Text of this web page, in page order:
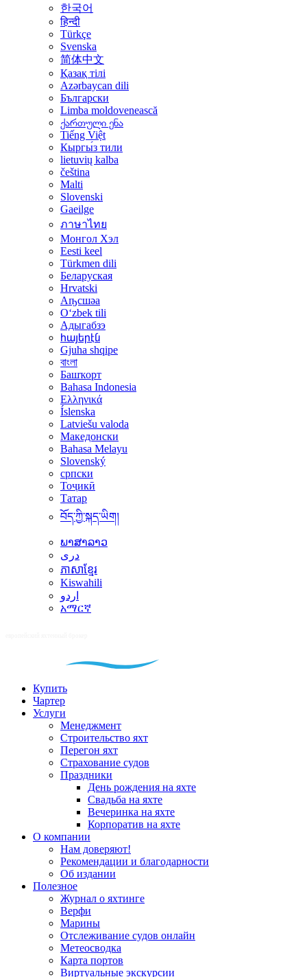
한국어
हिन्दी
Türkçe
Svenska
简体中文
Қазақ тілі
Azərbaycan dili
Български
Limba moldovenească
ქართული ენა
Tiếng Việt
Кыргы́з тили
lietuvių kalba
čeština
Malti
Slovenski
Gaeilge
ภาษาไทย
Монгол Хэл
Eesti keel
Türkmen dili
Беларуская
Hrvatski
Аҧсшәа
Oʻzbek tili
Адыгабзэ
հայերէն
Gjuha shqipe
বাংলা
Башҡорт
Bahasa Indonesia
Ελληνικά
Íslenska
Latviešu valoda
Македонски
Bahasa Melayu
Slovenský
српски
Тоҷикӣ
Татар
བོད་ཀྱི་སྐད་ཡིག།
ພາສາລາວ
دری
ភាសាខ្មែរ
Kiswahili
اردو
አማርኛ
Купить
Чартер
Услуги
Менеджмент
Строительство яхт
Перегон яхт
Страхование судов
Праздники
День рождения на яхте
Свадьба на яхте
Вечеринка на яхте
Корпоратив на яхте
О компании
Нам доверяют!
Рекомендации и благодарности
Об издании
Полезное
Журнал о яхтинге
Верфи
Марины
Отслеживание судов онлайн
Метеосводка
Карта портов
Виртуальные экскурсии